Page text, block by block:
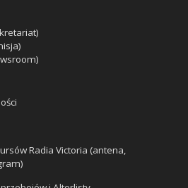
Radia Victoria (antena,